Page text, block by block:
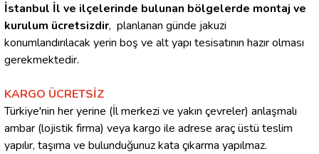
İstanbul İl ve ilçelerinde bulunan bölgelerde montaj ve
kurulum ücretsizdir, planlanan günde jakuzi
konumlandırılacak yerin boş ve alt yapı tesisatının hazır olması
gerekmektedir.
KARGO ÜCRETSİZ
Türkiye'nin her yerine (İl merkezi ve yakın çevreler) anlaşmalı
ambar (lojistik firma) veya kargo ile adrese araç üstü teslim
yapılır, taşıma ve bulunduğunuz kata çıkarma yapılmaz.